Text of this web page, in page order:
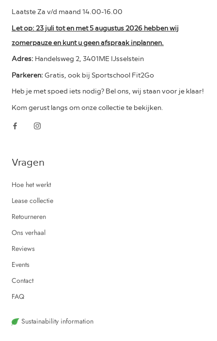
Laatste Za v/d maand 14.00-16.00
Let op: 23 juli tot en met 5 augustus 2026 hebben wij
zomerpauze en kunt u geen afspraak inplannen.
Adres: Handelsweg 2, 3401ME IJsselstein
Parkeren: Gratis, ook bij Sportschool Fit2Go
Heb je met spoed iets nodig? Bel ons, wij staan voor je klaar!
Kom gerust langs om onze collectie te bekijken.
Vragen
Hoe het werkt
Lease collectie
Retourneren
Ons verhaal
Reviews
Events
Contact
FAQ
Sustainability information